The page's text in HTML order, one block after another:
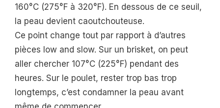
160°C (275°F à 320°F). En dessous de ce seuil,
la peau devient caoutchouteuse.
Ce point change tout par rapport à d’autres
pièces low and slow. Sur un brisket, on peut
aller chercher 107°C (225°F) pendant des
heures. Sur le poulet, rester trop bas trop
longtemps, c’est condamner la peau avant